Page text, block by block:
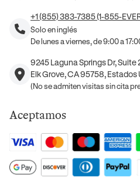
+1 (855) 383-7385 (1-855-
Solo en inglés
De lunes a viernes, de 9:00 a
9245 Laguna Springs Dr, Suite
Elk Grove, CA 95758, Estados
(No se admiten visitas sin cita
Aceptamos